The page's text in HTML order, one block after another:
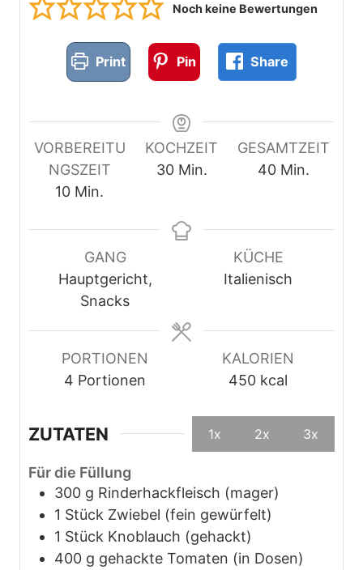
Noch keine Bewertungen
Print Pin Share
VORBEREITU
NGSZEIT
10M
n
t
Min.
KOCHZEIT
30M
u
Min.
GESAMTZEIT
40M
u
t
e
Min.
GANG
Hauptgericht,
Snacks
KÜCHE
Italienisch
PORTIONEN
4 Portionen
KALORIEN
450 kcal
ZUTATEN 1x 2x 3x
Für die Füllung
300 g Rinderhackfleisch (mager)
1 Stück Zwiebel (fein gewürfelt)
1 Stück Knoblauch (gehackt)
400 g gehackte Tomaten (in Dosen)